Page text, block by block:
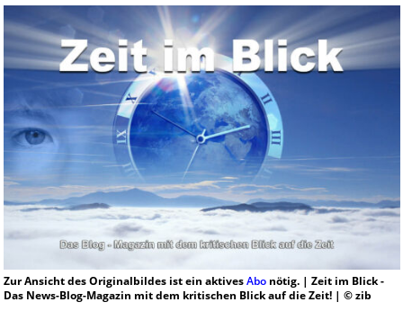
Zur Ansicht des Originalbildes ist ein aktivesAbonötig. | Zeit im Blick -
Das News-Blog-Magazin mit dem kritischen Blick auf die Zeit! | © zib